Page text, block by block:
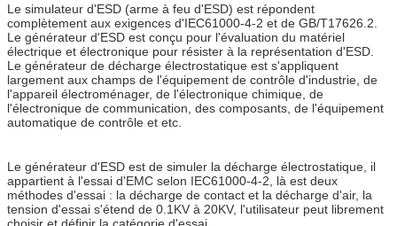
Le simulateur d'ESD (arme à feu d'ESD) est répondent
complètement aux exigences d'IEC61000-4-2 et de GB/T17626.2.
Le générateur d'ESD est conçu pour l'évaluation du matériel
électrique et électronique pour résister à la représentation d'ESD.
Le générateur de décharge électrostatique est s'appliquent
largement aux champs de l'équipement de contrôle d'industrie, de
l'appareil électroménager, de l'électronique chimique, de
l'électronique de communication, des composants, de l'équipement
automatique de contrôle et etc.
Le générateur d'ESD est de simuler la décharge électrostatique, il
appartient à l'essai d'EMC selon IEC61000-4-2, là est deux
méthodes d'essai : la décharge de contact et la décharge d'air, la
tension d'essai s'étend de 0.1KV à 20KV, l'utilisateur peut librement